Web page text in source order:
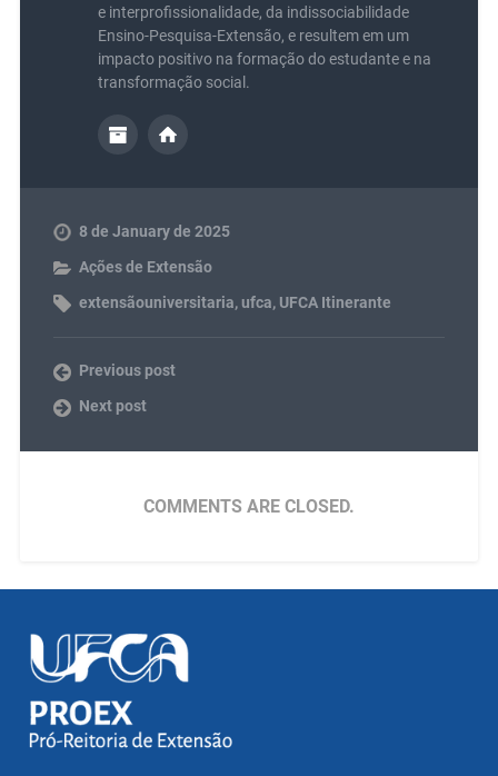
e interprofissionalidade, da indissociabilidade
Ensino-Pesquisa-Extensão, e resultem em um
impacto positivo na formação do estudante e na
transformação social.
8 de January de 2025
Ações de Extensão
extensãouniversitaria,ufca, UFCA Itinerante
Previous post
Next post
COMMENTS ARE CLOSED.